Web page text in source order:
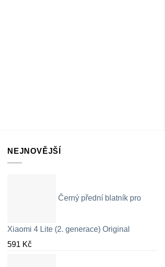
NEJNOVĚJŠÍ
Černý přední blatník pro
Xiaomi 4 Lite (2. generace) Original
591 Kč